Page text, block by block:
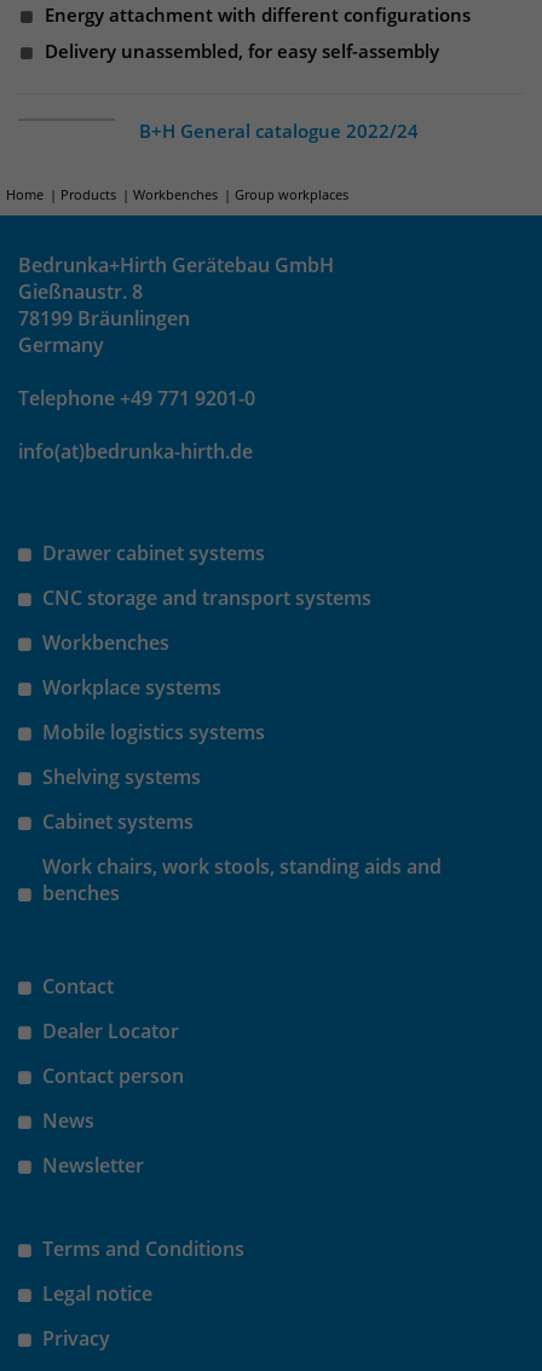
Energy attachment with different configurations
Delivery unassembled, for easy self-assembly
B+H General catalogue 2022/24
Home Products Workbenches Group workplaces
Bedrunka+Hirth Gerätebau GmbH
Gießnaustr. 8
78199 Bräunlingen
Germany
Telephone +49 771 9201-0
info(at)bedrunka-hirth.de
Drawer cabinet systems
CNC storage and transport systems
Workbenches
Workplace systems
Mobile logistics systems
Shelving systems
Cabinet systems
Work chairs, work stools, standing aids and
benches
Contact
Dealer Locator
Contact person
News
Newsletter
Terms and Conditions
Legal notice
Privacy
Laufzeit 6 Monate
um Besucher-, Sitzungs- und
Analysebericht der Website zu
Informationen anonym und weisen
um eindeutige Besucher zu
sind damit externen Unternehmen
Anbieter Matomo
Laufzeit 30 Minuten
Zweck
Session Daten zu speichern
Name _pk_cvar
Anbieter Matomo
Laufzeit 30 Minuten
Name _pk_hsr
Laufzeit